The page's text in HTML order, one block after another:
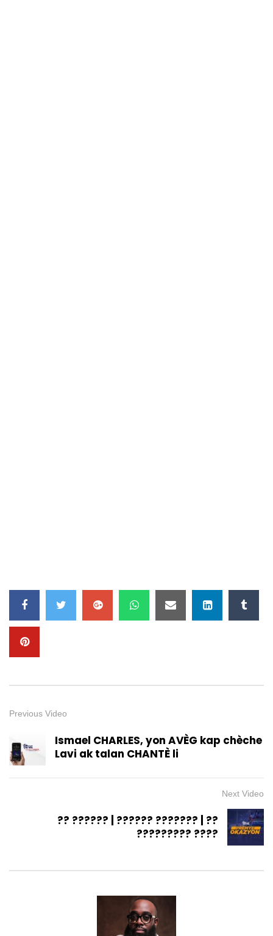
Previous Video
Ismael CHARLES, yon AVÈG kap chèche
Lavi ak talan CHANTÈ li
Next Video
?? ?????? | ?????? ??????? | ??
????????? ????